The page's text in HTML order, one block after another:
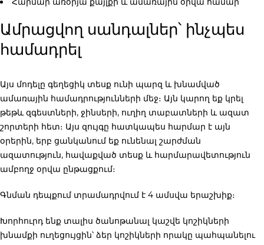
Ամրացվող սանդալներ՝ ինչպես
համադրել
Այս մոդելը գեղեցիկ տեսք ունի պարզ և խնամված
ամառային համադրությունների մեջ։ Այն կարող եք կրել
թեթև զգեստների, ջինսերի, ուղիղ տաբատների և ազատ
շորտերի հետ։ Այս զույգը հատկապես հարմար է այն
օրերին, երբ ցանկանում եք ունենալ շարժման
ազատություն, հավաքված տեսք և հարմարավետություն
ամբողջ օրվա ընթացքում։
Գնման դեպքում տրամադրվում է 4 ամսվա երաշխիք։
Խորհուրդ ենք տալիս ծանոթանալ կաշվե կոշիկների
խնամքի ուղեցույցին՝ ձեր կոշիկների որակը պահպանելու